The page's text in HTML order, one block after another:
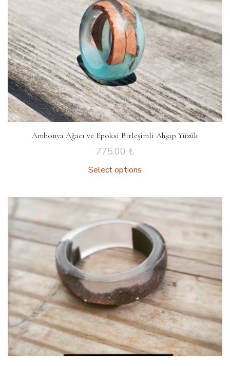
Ambonya Ağacı ve Epoksi Birleşimli Ahşap Yüzük
775.00 ₺
Select options